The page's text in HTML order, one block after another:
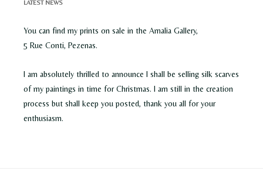
LATEST NEWS
You can find my prints on sale in the Amalia Gallery,
5 Rue Conti, Pezenas.
I am absolutely thrilled to announce I shall be selling silk scarves
of my paintings in time for Christmas. I am still in the creation
process but shall keep you posted, thank you all for your
enthusiasm.